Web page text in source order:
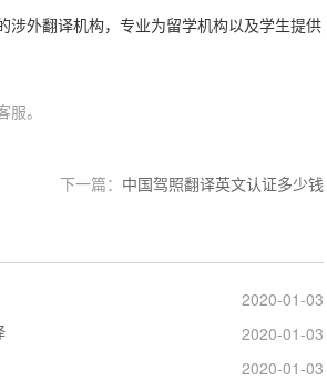
涉外翻译机构，专业为留学机构以及学生提供
。
下一篇： 中国驾照翻译英文认证多少钱
2020-01-03
2020-01-03
2020-01-03